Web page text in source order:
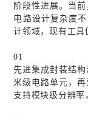
阶段性进展。当
电路设计复杂度
计领域，现有工具
01
先进集成封装结
米级电路单元，再
支持模块级分辨率